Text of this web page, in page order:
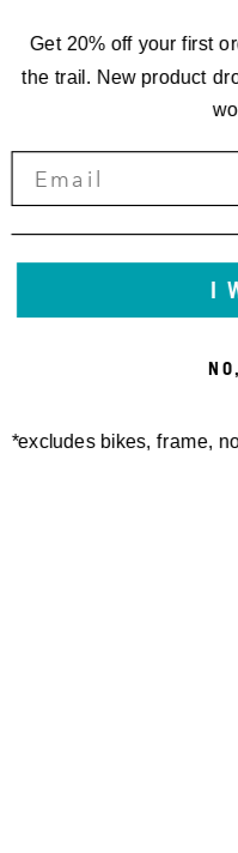
Get 20% off your first
the trail. New product
I
*excludes bikes, frame,